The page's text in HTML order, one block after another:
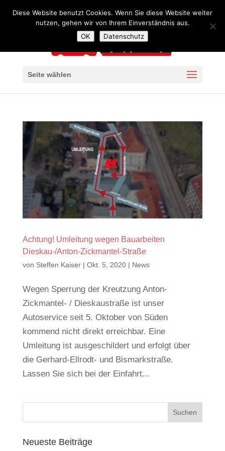
Seite wählen
Achtung! Umleitung wegen Bauarbeiten
Dieskau-/Anton-Zickmantel-Straße
von Steffen Kaiser| Okt. 5, 2020| News
Wegen Sperrung der Kreutzung Anton-
Zickmantel- / Dieskaustraße ist unser
Autoservice seit 5. Oktober von Süden
kommend nicht direkt erreichbar. Eine
Umleitung ist ausgeschildert und erfolgt über
die Gerhard-Ellrodt- und Bismarkstraße.
Lassen Sie sich bei der Einfahrt...
Neueste Beiträge
Diese Website benutzt Cookies. Wenn Sie diese Website weiter
nutzen, gehen wir von Ihrem Einverständnis aus.
OK
Datenschutz